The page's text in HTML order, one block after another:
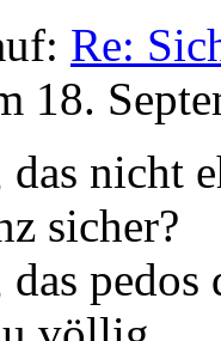
Re:
18.
nicht
sicher?